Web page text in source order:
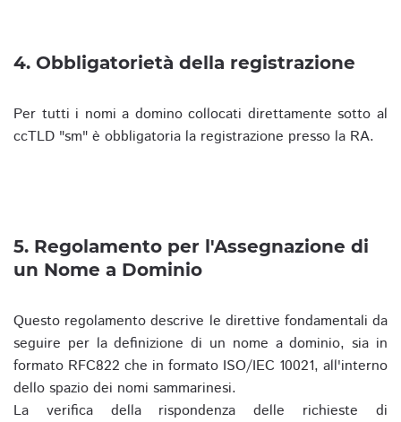
4. Obbligatorietà della registrazione
Per tutti i nomi a domino collocati direttamente sotto al
ccTLD "sm" è obbligatoria la registrazione presso la RA.
5. Regolamento per l'Assegnazione di
un Nome a Dominio
Questo regolamento descrive le direttive fondamentali da
seguire per la definizione di un nome a dominio, sia in
formato RFC822 che in formato ISO/IEC 10021, all'interno
dello spazio dei nomi sammarinesi.
La verifica della rispondenza delle richieste di